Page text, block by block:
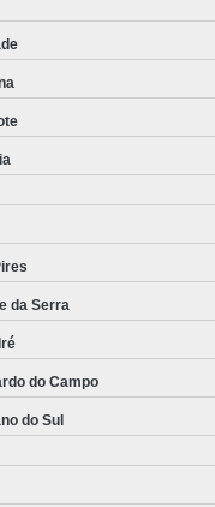
da Serra
do Campo
do Sul